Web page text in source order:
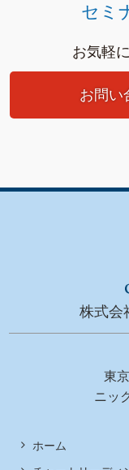
セミ
お気軽
お問い
株式会
東
ニッ
ホーム